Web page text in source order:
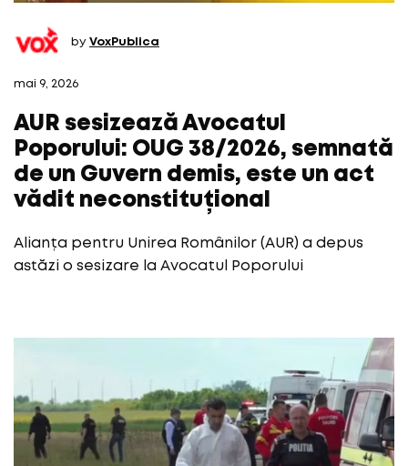
by VoxPublica
mai 9, 2026
AUR sesizează Avocatul
Poporului: OUG 38/2026, semnată
de un Guvern demis, este un act
vădit neconstituțional
Alianța pentru Unirea Românilor (AUR) a depus
astăzi o sesizare la Avocatul Poporului